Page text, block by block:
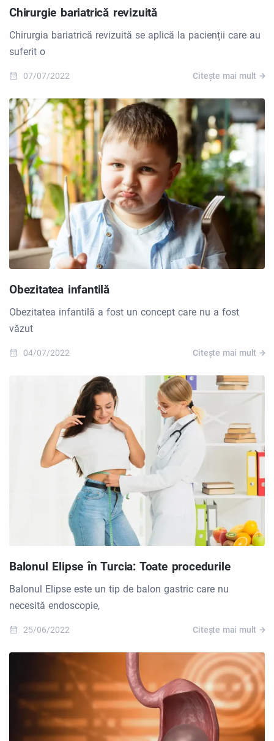
Chirurgie bariatrică revizuită
Chirurgia bariatrică revizuită se aplică la pacienții care au
suferit o
07/07/2022 Citește mai mult
Obezitatea infantilă
Obezitatea infantilă a fost un concept care nu a fost
văzut
04/07/2022 Citește mai mult
Balonul Elipse în Turcia: Toate procedurile
Balonul Elipse este un tip de balon gastric care nu
necesită endoscopie,
25/06/2022 Citește mai mult